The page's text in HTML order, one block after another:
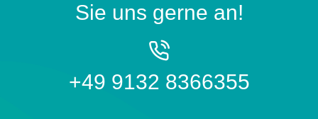
Sie uns gerne an!
+49 9132 8366355